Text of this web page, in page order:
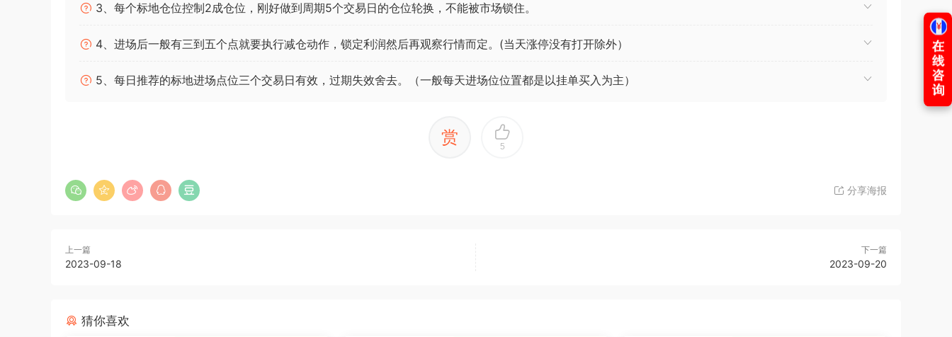
3、每个标地仓位控制2成仓位，刚好做到周期5个交易日的仓位轮换，不能被市场锁住。
4、进场后一般有三到五个点就要执行减仓动作，锁定利润然后再观察行情而定。(当天涨停没有打开除外）
5、每日推荐的标地进场点位三个交易日有效，过期失效舍去。（一般每天进场位位置都是以挂单买入为主）
赏 5
分享海报
上一篇
2023-09-18
下一篇
2023-09-20
猜你喜欢